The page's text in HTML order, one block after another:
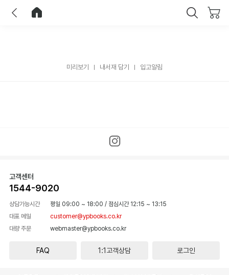
미리보기 내서재 담기 입고알림
고객센터
1544-9020
상담가능시간 평일 09:00 ~ 18:00 / 점심시간 12:15 ~ 13:15
대표 메일
customer@ypbooks.co.kr
대량 주문
webmaster@ypbooks.co.kr
FAQ 1:1고객상담 로그인